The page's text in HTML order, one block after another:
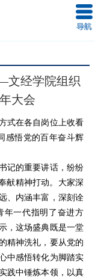
文经学院组织
大会
式在各自岗位上收看
感悟党的百年奋斗辉
记的重要讲话，纷纷
献精神打动。大家深
、内涵丰富，深刻诠
年一代指明了奋进方
，这场盛典既是一堂
精神洗礼，要从党的
中感悟转化为脚踏实
践中锤炼本领，以真